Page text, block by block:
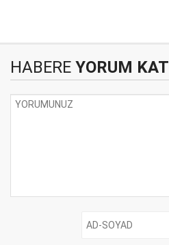
HABERE YORUM KAT